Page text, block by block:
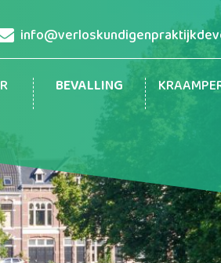
BEVALLING